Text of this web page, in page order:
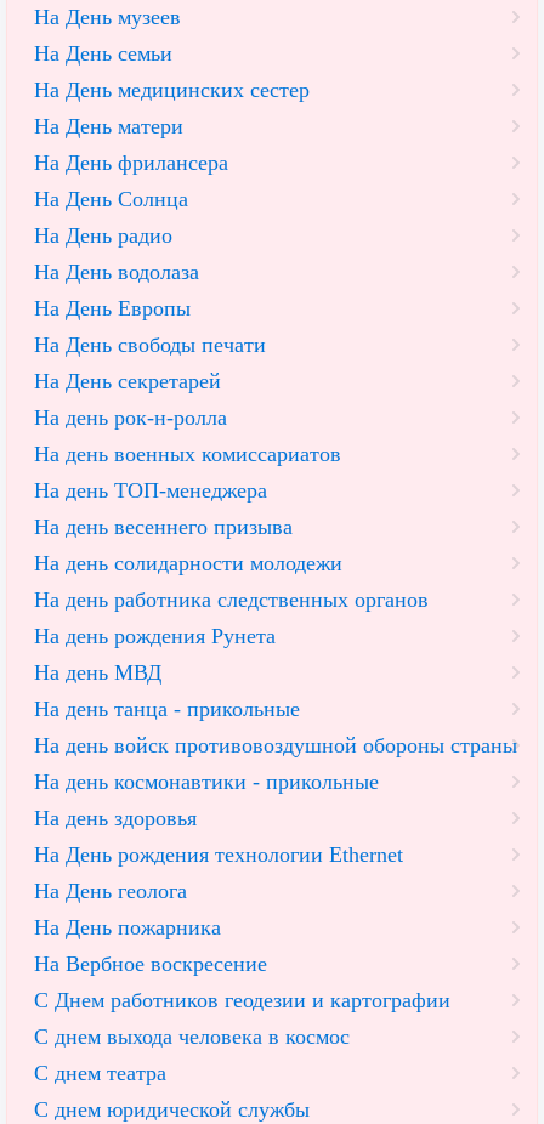
На День музеев
На День семьи
На День медицинских сестер
На День матери
На День фрилансера
На День Солнца
На День радио
На День водолаза
На День Европы
На День свободы печати
На День секретарей
На день рок-н-ролла
На день военных комиссариатов
На день ТОП-менеджера
На день весеннего призыва
На день солидарности молодежи
На день работника следственных органов
На день рождения Рунета
На день МВД
На день танца - прикольные
На день войск противовоздушной обороны страны
На день космонавтики - прикольные
На день здоровья
На День рождения технологии Ethernet
На День геолога
На День пожарника
На Вербное воскресение
С Днем работников геодезии и картографии
С днем выхода человека в космос
С днем театра
С днем юридической службы